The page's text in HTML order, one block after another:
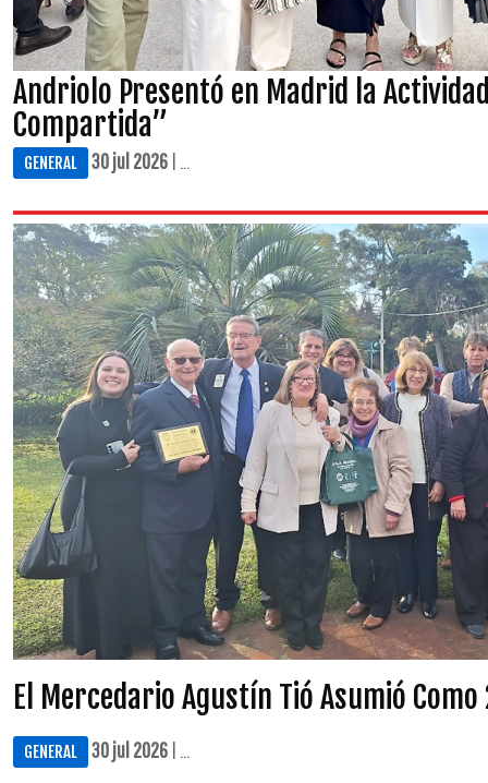
Andriolo Presentó en Madrid la
Compartida”
GENERAL 30 jul 2026 | ...
El Mercedario Agustín Tió Asumió
GENERAL 30 jul 2026 | ...